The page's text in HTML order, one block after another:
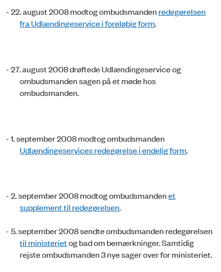
-22. august 2008 modtog ombudsmanden redegørelsen
fra Udlændingeservice i foreløbig form.
-27. august 2008 drøftede Udlændingeservice og
ombudsmanden sagen på et møde hos
ombudsmanden.
-1. september 2008 modtog ombudsmanden
Udlændingeservices redegørelse i endelig form.
-2. september 2008 modtog ombudsmandenet
supplement til redegørelsen.
-5. september 2008 sendte ombudsmanden redegørelsen
til ministerietog bad om bemærkninger. Samtidig
rejste ombudsmanden 3 nye sager over for ministeriet.